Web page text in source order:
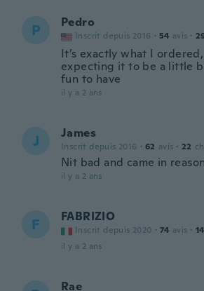
P Pedro
Inscrit depuis 2016 · 54 avis ·
It’s exactly what I
expecting it to be a little
fun to have
il y a 2 ans
J James
Inscrit depuis 2016 · 62 avis · 22
Nit bad and came in
il y a 2 ans
F FABRIZIO
Inscrit depuis 2020 · 74 avis · 14
il y a 2 ans
Rae